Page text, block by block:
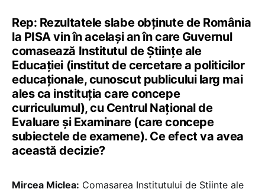
Rep: Rezultatele slabe obținute de România
la PISA vin în același an în care Guvernul
comasează Institutul de Științe ale
Educației (institut de cercetare a politicilor
educaționale, cunoscut publicului larg mai
ales ca instituția care concepe
curriculumul), cu Centrul Național de
Evaluare și Examinare (care concepe
subiectele de examene). Ce efect va avea
această decizie?
Mircea Miclea: Comasarea Institutului de Științe ale